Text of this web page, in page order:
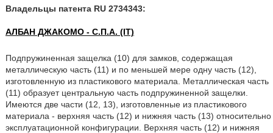
Владельцы патента RU 2734343:
АЛБАН ДЖАКОМО - С.П.А. (IT)
Подпружиненная защелка (10) для замков, содержащая
металлическую часть (11) и по меньшей мере одну часть (12),
изготовленную из пластикового материала. Металлическая часть
(11) образует центральную часть подпружиненной защелки.
Имеются две части (12, 13), изготовленные из пластикового
материала - верхняя часть (12) и нижняя часть (13) относительно
эксплуатационной конфигурации. Верхняя часть (12) и нижняя